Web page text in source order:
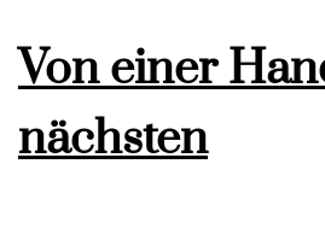
Von einer
nächsten